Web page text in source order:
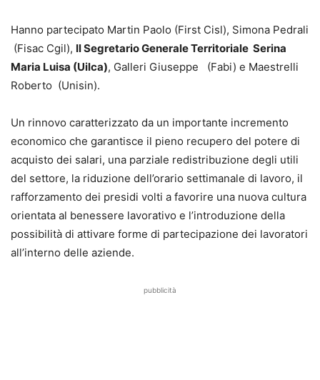
Hanno partecipato Martin Paolo (First Cisl), Simona Pedrali
(Fisac Cgil), Il Segretario Generale Territoriale Serina
Maria Luisa (Uilca), Galleri Giuseppe (Fabi) e Maestrelli
Roberto (Unisin).
Un rinnovo caratterizzato da un importante incremento
economico che garantisce il pieno recupero del potere di
acquisto dei salari, una parziale redistribuzione degli utili
del settore, la riduzione dell’orario settimanale di lavoro, il
rafforzamento dei presidi volti a favorire una nuova cultura
orientata al benessere lavorativo e l’introduzione della
possibilità di attivare forme di partecipazione dei lavoratori
all’interno delle aziende.
pubblicità